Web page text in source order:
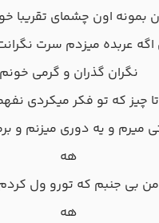
بمونه اون چشمای تقریبا
عربده میزدم سرت
نگران گذران و گرمی خونم
چیز که تو فکر میکردی
میرم و یه دوری میزنم و
هه
بی جنبم که تورو ول
هه